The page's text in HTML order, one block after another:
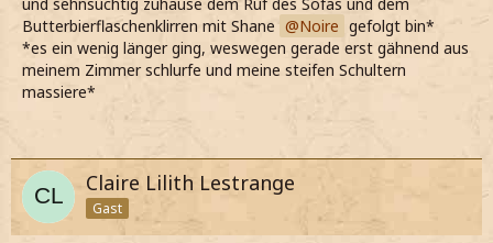
und sehnsüchtig zuhause dem Ruf des Sofas und dem
Butterbierflaschenklirren mit Shane
Noire gefolgt bin*
*es ein wenig länger ging, weswegen gerade erst gähnend aus
meinem Zimmer schlurfe und meine steifen Schultern
massiere*
Claire Lilith Lestrange
Gast